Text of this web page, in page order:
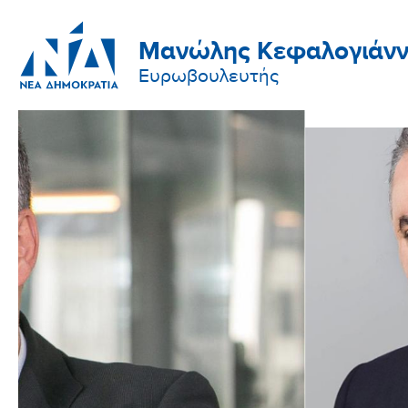
Μανώλης
Ευρωβουλευτής